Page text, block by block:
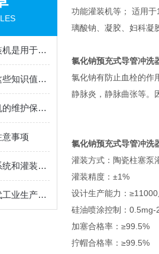
预充式导管冲洗器灌装机是用于灌装生物医药制品的设备
预灌封真空灌装机的这些知识值得我们学习
玻璃针管注射器灌装机的维护保养方法
事项
玻尿酸灌装机由输送系统和灌装系统组成
高黏真空灌装机是现代工业生产中的重要设备
功能灌装机等； 适用
璃酸钠、凝胶、妇科凝
氯化钠预充式导管冲洗
氯化钠有防止血栓的作
静脉炎，静脉曲张等。
氯化钠预充式导管冲洗
灌装方式：陶瓷柱塞泵
灌装精度：±1%
设计生产能力：
硅油喷涂控制：
加塞合格率：≥99.5%
拧帽合格率：≥99.5%